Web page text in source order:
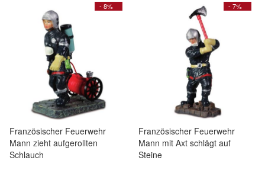
- 8%
Französischer Feuerwehr
Mann zieht aufgerollten
Schlauch
- 7%
Französischer Feuerwehr
Mann mit Axt schlägt auf
Steine